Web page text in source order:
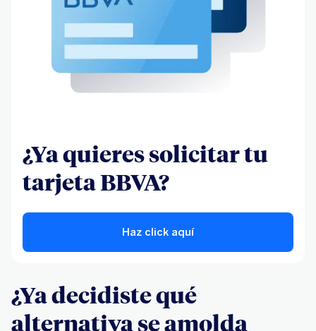
¿Ya quieres solicitar tu
tarjeta BBVA?
Haz click aquí
¿Ya decidiste qué
alternativa se amolda